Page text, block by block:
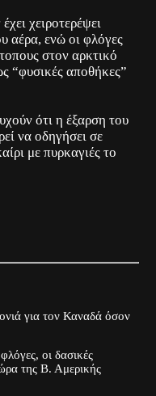
χειροτερέψει
αέρα, ενώ οι φλόγες
στον αρκτικό
“φυσικές αποθήκες”
ότι η έξαρση του
να οδηγήσει σε
με πυρκαγιές το
για τον Καναδά όσον
οι δασικές
της Β. Αμερικής